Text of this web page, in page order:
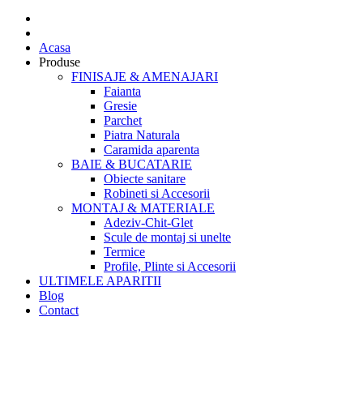
Acasa
Produse
FINISAJE & AMENAJARI
Faianta
Gresie
Parchet
Piatra Naturala
Caramida aparenta
BAIE & BUCATARIE
Obiecte sanitare
Robineti si Accesorii
MONTAJ & MATERIALE
Adeziv-Chit-Glet
Scule de montaj si unelte
Termice
Profile, Plinte si Accesorii
ULTIMELE APARITII
Blog
Contact